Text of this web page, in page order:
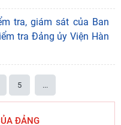
tra, giám sát của Ban
tra Đảng ủy Viện Hàn
5 ...
ĐẢNG